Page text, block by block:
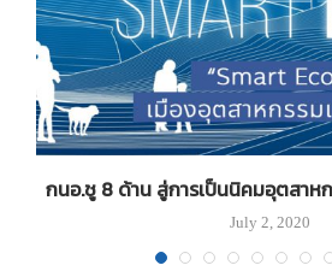
กนอ.ชู 8 ด้าน สู่การเป็นนิคมอุตสาหก
July 2, 2020